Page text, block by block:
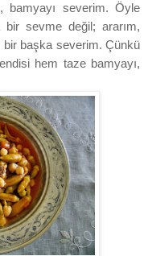
severim. Öyle
bir sevme değil; ararım,
bir başka severim. Çünkü
hem taze bamyayı,